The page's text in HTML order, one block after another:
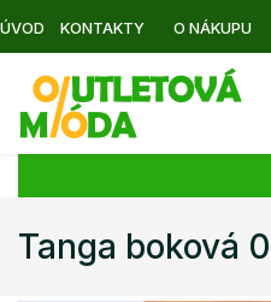
ÚVOD KONTAKTY O NÁKUPU
Tanga boková